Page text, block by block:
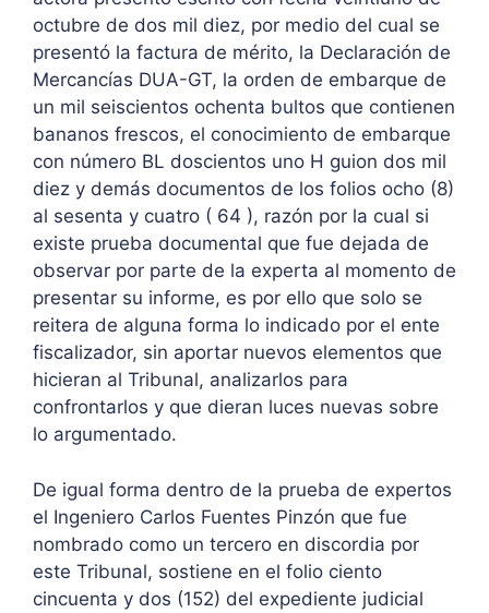
octubre de dos mil diez, por medio del cual se
presentó la factura de mérito, la Declaración de
Mercancías DUA-GT, la orden de embarque de
un mil seiscientos ochenta bultos que contienen
bananos frescos, el conocimiento de embarque
con número BL doscientos uno H guion dos mil
diez y demás documentos de los folios ocho (8)
al sesenta y cuatro ( 64 ), razón por la cual si
existe prueba documental que fue dejada de
observar por parte de la experta al momento de
presentar su informe, es por ello que solo se
reitera de alguna forma lo indicado por el ente
fiscalizador, sin aportar nuevos elementos que
hicieran al Tribunal, analizarlos para
confrontarlos y que dieran luces nuevas sobre
lo argumentado.
De igual forma dentro de la prueba de expertos
el Ingeniero Carlos Fuentes Pinzón que fue
nombrado como un tercero en discordia por
este Tribunal, sostiene en el folio ciento
cincuenta y dos (152) del expediente judicial